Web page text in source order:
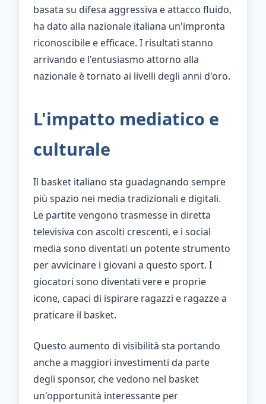
basata su difesa aggressiva e attacco fluido,
ha dato alla nazionale italiana un'impronta
riconoscibile e efficace. I risultati stanno
arrivando e l'entusiasmo attorno alla
nazionale è tornato ai livelli degli anni d'oro.
L'impatto mediatico e
culturale
Il basket italiano sta guadagnando sempre
più spazio nei media tradizionali e digitali.
Le partite vengono trasmesse in diretta
televisiva con ascolti crescenti, e i social
media sono diventati un potente strumento
per avvicinare i giovani a questo sport. I
giocatori sono diventati vere e proprie
icone, capaci di ispirare ragazzi e ragazze a
praticare il basket.
Questo aumento di visibilità sta portando
anche a maggiori investimenti da parte
degli sponsor, che vedono nel basket
un'opportunità interessante per